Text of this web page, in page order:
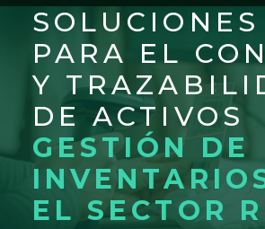
PARA EL
Y
DE ACTIVOS
GESTIÓN DE
EL SECTOR